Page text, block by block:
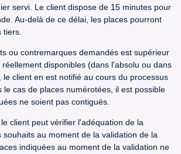
servi. Le client dispose de 15 minutes pour
Au-delà de ce délai, les places pourront
ou contremarques demandés est supérieur
disponibles (dans l'absolu ou dans
le client en est notifié au cours du processus
le cas de places numérotées, il est possible
ne soient pas contiguës.
client peut vérifier l'adéquation de la
souhaits au moment de la validation de la
indiquées au moment de la validation ne